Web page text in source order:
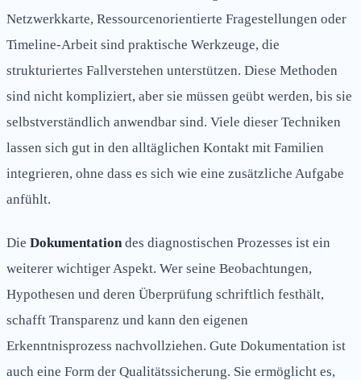
Netzwerkkarte, Ressourcenorientierte Fragestellungen oder
Timeline-Arbeit sind praktische Werkzeuge, die
strukturiertes Fallverstehen unterstützen. Diese Methoden
sind nicht kompliziert, aber sie müssen geübt werden, bis sie
selbstverständlich anwendbar sind. Viele dieser Techniken
lassen sich gut in den alltäglichen Kontakt mit Familien
integrieren, ohne dass es sich wie eine zusätzliche Aufgabe
anfühlt.
Die Dokumentationdes diagnostischen Prozesses ist ein
weiterer wichtiger Aspekt. Wer seine Beobachtungen,
Hypothesen und deren Überprüfung schriftlich festhält,
schafft Transparenz und kann den eigenen
Erkenntnisprozess nachvollziehen. Gute Dokumentation ist
auch eine Form der Qualitätssicherung. Sie ermöglicht es,